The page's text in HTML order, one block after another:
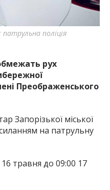
поліція
рух
Преображенського
Запорізької міської
на патрульну
травня до 09:00 17